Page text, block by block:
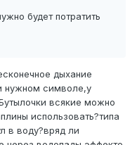
будет потратить
дыхание
нужном символе,у
всякие можно
использовать?типа
в воду?вряд ли